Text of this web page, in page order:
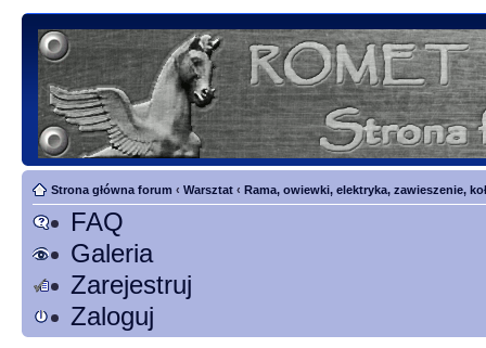
Strona główna forum ‹ Warsztat ‹ Rama, owiewki, elektryka, zawieszenie,
FAQ
Galeria
Zarejestruj
Zaloguj